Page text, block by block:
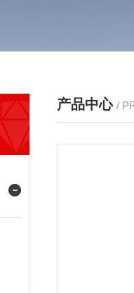
产品中心 /